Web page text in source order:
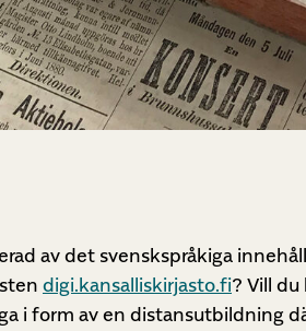
av det svenskspråkiga
digi.kansalliskirjasto.fi? Vill
i form av en distansutbildning